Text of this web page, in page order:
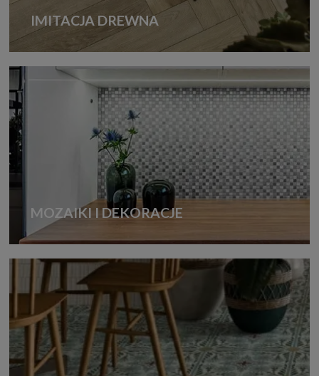
IMITACJA DREWNA
MOZAIKI I DEKORACJE